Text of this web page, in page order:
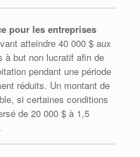
pour les entreprises
atteindre 40 000 $ aux
à but non lucratif afin de
pendant une période
réduits. Un montant de
si certaines conditions
de 20 000 $ à 1,5